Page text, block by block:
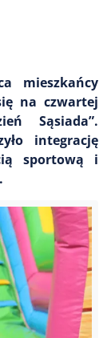
mieszkańcy
na czwartej
Sąsiada”.
integrację
sportową i